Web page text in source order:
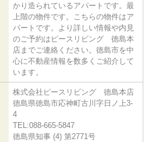
かり造られているアパートです。最
上階の物件です。こちらの物件はア
パートです。より詳しい情報や内見
のご予約はピースリビング 徳島本
店までご連絡ください。徳島市を中
心に不動産情報を数多くご紹介して
います。
株式会社ピースリビング 徳島本店
徳島県徳島市応神町古川字日ノ上3-
4
TEL:088-665-5847
徳島県知事 (4) 第2771号